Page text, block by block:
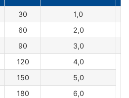
30
1,0
60
2,0
90
3,0
120
4,0
150
5,0
180
6,0